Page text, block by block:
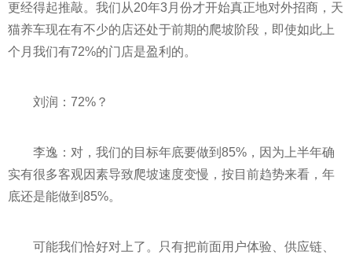
更经得起推敲。我们从20年3月份才开始真正地对外招商，天
猫养车现在有不少的店还处于前期的爬坡阶段，即使如此上
个月我们有72%的门店是盈利的。
刘润：72%？
李逸：对，我们的目标年底要做到85%，因为上半年确
实有很多客观因素导致爬坡速度变慢，按目前趋势来看，年
底还是能做到85%。
可能我们恰好对上了。只有把前面用户体验、供应链、